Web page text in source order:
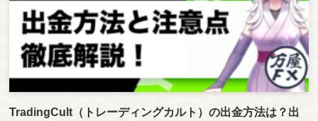
TradingCult（トレーディングカルト）の出金方法は？出